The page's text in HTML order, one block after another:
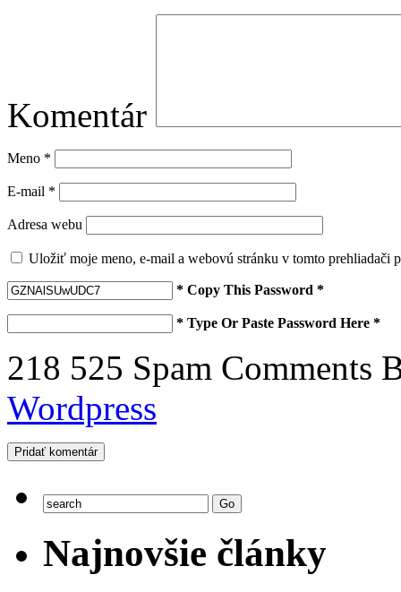
Komentár
Meno *
E-mail *
Adresa webu
Uložiť moje meno, e-mail a webovú stránku v tomto prehliadači
* Copy This Password *
* Type Or Paste Password Here *
218 525 Spam Comments
Wordpress
Najnovšie články